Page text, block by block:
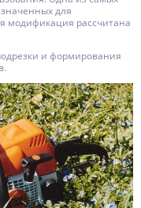
для
модификация рассчитана
и формирования